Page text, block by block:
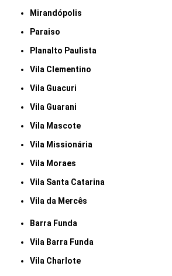
Mirandópolis
Paraiso
Planalto Paulista
Vila Clementino
Vila Guacuri
Vila Guarani
Vila Mascote
Vila Missionária
Vila Moraes
Vila Santa Catarina
Vila da Mercês
Barra Funda
Vila Barra Funda
Vila Charlote